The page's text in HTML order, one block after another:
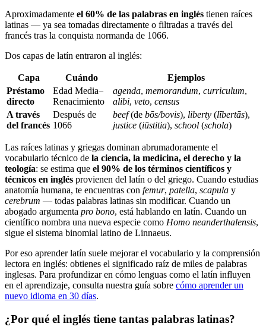
Aproximadamente el 60% de las palabras en inglés tienen raíces
latinas — ya sea tomadas directamente o filtradas a través del
francés tras la conquista normanda de 1066.
Dos capas de latín entraron al inglés:
Capa Cuándo
Ejemplos
Préstamo
directo
Edad Media–
Renacimiento
agenda, memorandum, curriculum,
alibi, veto, census
A través
del francés
Después de
1066
beef(de bōs/bovis), liberty (lībertās),
justice (iūstitia), school (schola)
Las raíces latinas y griegas dominan abrumadoramente el
vocabulario técnico de la ciencia, la medicina, el derecho y la
teología: se estima que el 90% de los términos científicos y
técnicos en inglés provienen del latín o del griego. Cuando estudias
anatomía humana, te encuentras con femur, patella, scapula y
cerebrum — todas palabras latinas sin modificar. Cuando un
abogado argumenta pro bono, está hablando en latín. Cuando un
científico nombra una nueva especie como Homo neanderthalensis,
sigue el sistema binomial latino de Linnaeus.
Por eso aprender latín suele mejorar el vocabulario y la comprensión
lectora en inglés: obtienes el significado raíz de miles de palabras
inglesas. Para profundizar en cómo lenguas como el latín influyen
en el aprendizaje, consulta nuestra guía sobre cómo aprender un
nuevo idioma en 30 días.
¿Por qué el inglés tiene tantas palabras latinas?